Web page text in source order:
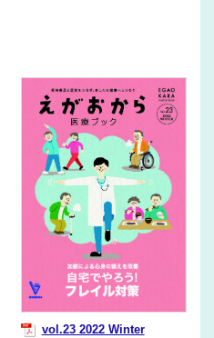
vol.23 2022 Winter